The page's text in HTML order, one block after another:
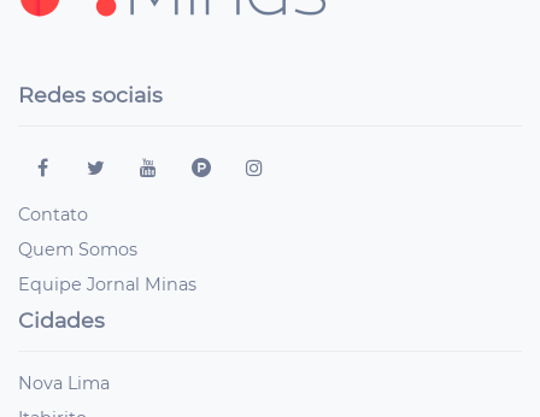
Redes sociais
Contato
Quem Somos
Equipe Jornal Minas
Cidades
Nova Lima